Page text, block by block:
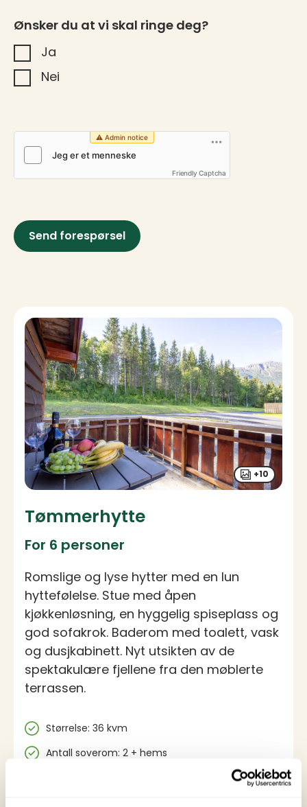
Ønsker du at vi skal ringe deg?
Ja
Nei
Friendly Captcha
Send forespørsel
+10
Tømmerhytte
For 6 personer
Romslige og lyse hytter med en lun
hyttefølelse. Stue med åpen
kjøkkenløsning, en hyggelig spiseplass og
god sofakrok. Baderom med toalett, vask
og dusjkabinett. Nyt utsikten av de
spektakulære fjellene fra den møblerte
terrassen.
Spesifikasjoner
Størrelse: 36 kvm
Antall soverom: 2 + hems
familiekøyeseng, 2 enkeltsenger/madrasser på